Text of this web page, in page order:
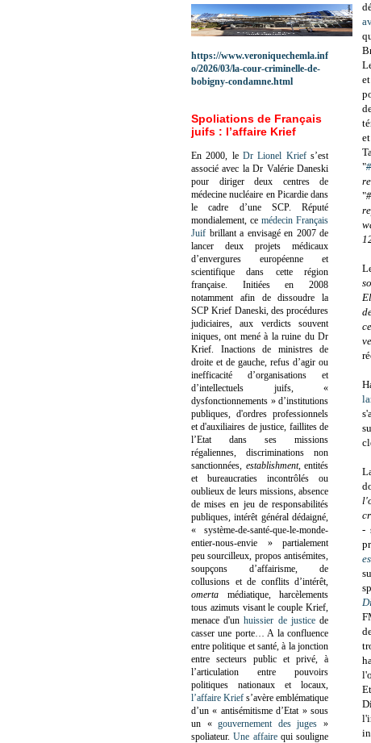
"#
"
-
https://www.veroniquechemla.inf
o/2026/03/la-cour-criminelle-de-
bobigny-condamne.html
Spoliations de Français
juifs : l’affaire Krief
En 2000, le Dr Lionel Kriefs’est
associé avec la Dr Valérie Daneski
pour diriger deux centres de
médecine nucléaire en Picardie dans
le cadre d’une SCP. Réputé
mondialement, ce médecin Français
Juif brillant a envisagé en 2007 de
lancer deux projets médicaux
d’envergures européenne et
scientifique dans cette région
française. Initiées en 2008
notamment afin de dissoudre la
SCP Krief Daneski, des procédures
judiciaires, aux verdicts souvent
iniques, ont mené à la ruine du Dr
Krief. Inactions de ministres de
droite et de gauche, refus d’agir ou
inefficacité d’organisations et
d’intellectuels juifs, «
dysfonctionnements » d’institutions
publiques, d'ordres professionnels
et d'auxiliaires de justice, faillites de
l’Etat dans ses missions
régaliennes, discriminations non
sanctionnées, establishment, entités
et bureaucraties incontrôlés ou
oublieux de leurs missions, absence
de mises en jeu de responsabilités
publiques, intérêt général dédaigné,
« système-de-santé-que-le-monde-
entier-nous-envie » partialement
peu sourcilleux, propos antisémites,
soupçons d’affairisme, de
collusions et de conflits d’intérêt,
omerta médiatique, harcèlements
tous azimuts visant le couple Krief,
menace d'unhuissier de justicede
casser une porte… A la confluence
entre politique et santé, à la jonction
entre secteurs public et privé, à
l’articulation entre pouvoirs
politiques nationaux et locaux,
l’affaire Krief s’avère emblématique
d’un « antisémitisme d’Etat » sous
un «gouvernement des juges »
spoliateur.Une affairequi souligne